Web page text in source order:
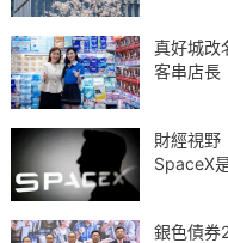
真好城
客串店
財經視
SpaceX
銀色債券